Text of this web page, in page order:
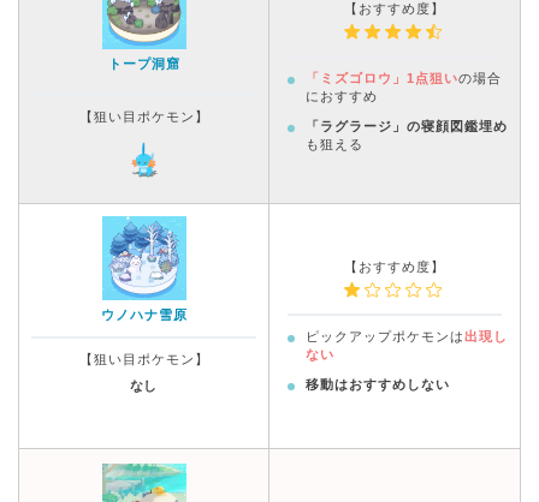
トープ洞窟
【狙い目ポケモン】
【おすすめ度】
「ミズゴロウ」1点狙いの場合
におすすめ
「ラグラージ」の寝顔図鑑埋め
も狙える
ウノハナ雪原
【狙い目ポケモン】
なし
【おすすめ度】
ピックアップポケモンは出現し
ない
移動はおすすめしない